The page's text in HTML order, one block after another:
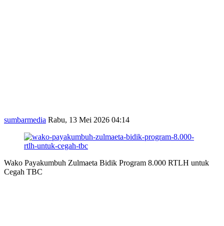
sumbarmedia Rabu, 13 Mei 2026 04:14
Wako Payakumbuh Zulmaeta Bidik Program 8.000 RTLH untuk
Cegah TBC